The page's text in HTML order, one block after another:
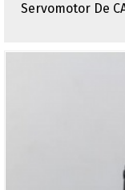
Servomotor De